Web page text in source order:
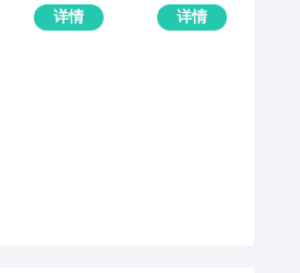
详情 详情